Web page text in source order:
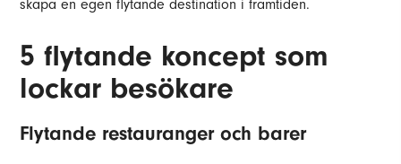
skapa en egen flytande destination i framtiden.
5 flytande koncept som
lockar besökare
Flytande restauranger och barer